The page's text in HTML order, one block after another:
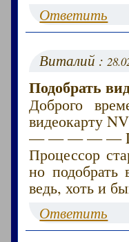
Ответить
Виталий :
Подобрать
Доброго
видеокарту
— — — — —
Процессор
но подобрать
ведь, хоть и
Ответить